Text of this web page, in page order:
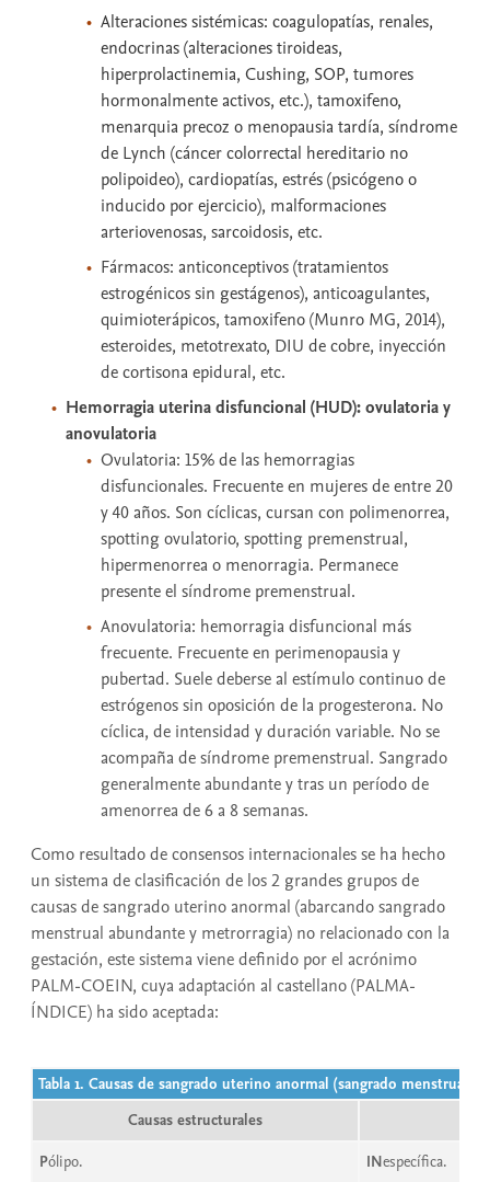
Alteraciones sistémicas: coagulopatías, renales,
endocrinas (alteraciones tiroideas,
hiperprolactinemia, Cushing, SOP, tumores
hormonalmente activos, etc.), tamoxifeno,
menarquia precoz o menopausia tardía, síndrome
de Lynch (cáncer colorrectal hereditario no
polipoideo), cardiopatías, estrés (psicógeno o
inducido por ejercicio), malformaciones
arteriovenosas, sarcoidosis, etc.
Fármacos: anticonceptivos (tratamientos
estrogénicos sin gestágenos), anticoagulantes,
quimioterápicos, tamoxifeno (Munro MG, 2014),
esteroides, metotrexato, DIU de cobre, inyección
de cortisona epidural, etc.
Hemorragia uterina disfuncional (HUD): ovulatoria y
anovulatoria
Ovulatoria: 15% de las hemorragias
disfuncionales. Frecuente en mujeres de entre 20
y 40 años. Son cíclicas, cursan con polimenorrea,
spotting ovulatorio, spotting premenstrual,
hipermenorrea o menorragia. Permanece
presente el síndrome premenstrual.
Anovulatoria: hemorragia disfuncional más
frecuente. Frecuente en perimenopausia y
pubertad. Suele deberse al estímulo continuo de
estrógenos sin oposición de la progesterona. No
cíclica, de intensidad y duración variable. No se
acompaña de síndrome premenstrual. Sangrado
generalmente abundante y tras un período de
amenorrea de 6 a 8 semanas.
Como resultado de consensos internacionales se ha hecho
un sistema de clasificación de los 2 grandes grupos de
causas de sangrado uterino anormal (abarcando sangrado
menstrual abundante y metrorragia) no relacionado con la
gestación, este sistema viene definido por el acrónimo
PALM-COEIN, cuya adaptación al castellano (PALMA-
ÍNDICE) ha sido aceptada:
Tabla 1. Causas de sangrado uterino anormal (sangrado menstrual
Causas estructurales
Pólipo. INespecífica.